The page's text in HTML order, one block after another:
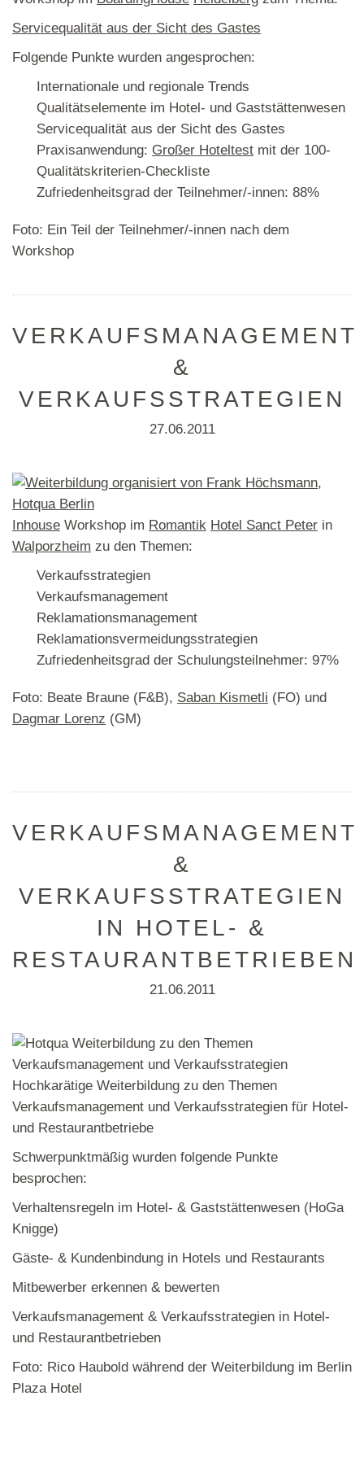
Servicequalität aus der Sicht des Gastes
Folgende Punkte wurden angesprochen:
Internationale und regionale Trends
Qualitätselemente im Hotel- und Gaststättenwesen
Servicequalität aus der Sicht des Gastes
Praxisanwendung: Großer Hoteltest mit der 100-
Qualitätskriterien-Checkliste
Zufriedenheitsgrad der Teilnehmer/-innen: 88%
Foto: Ein Teil der Teilnehmer/-innen nach dem
Workshop
VERKAUFSMANAGEMENT
&
VERKAUFSSTRATEGIEN
27.06.2011
Inhouse Workshop im Romantik Hotel Sanct Peter in
Walporzheim zu den Themen:
Verkaufsstrategien
Verkaufsmanagement
Reklamationsmanagement
Reklamationsvermeidungsstrategien
Zufriedenheitsgrad der Schulungsteilnehmer: 97%
Foto: Beate Braune (F&B), Saban Kismetli (FO) und
Dagmar Lorenz (GM)
VERKAUFSMANAGEMENT
&
VERKAUFSSTRATEGIEN
IN HOTEL- &
RESTAURANTBETRIEBEN
21.06.2011
Hochkarätige Weiterbildung zu den Themen
Verkaufsmanagement und Verkaufsstrategien für Hotel-
und Restaurantbetriebe
Schwerpunktmäßig wurden folgende Punkte
besprochen:
Verhaltensregeln im Hotel- & Gaststättenwesen (HoGa
Knigge)
Gäste- & Kundenbindung in Hotels und Restaurants
Mitbewerber erkennen & bewerten
Verkaufsmanagement & Verkaufsstrategien in Hotel-
und Restaurantbetrieben
Foto: Rico Haubold während der Weiterbildung im Berlin
Plaza Hotel